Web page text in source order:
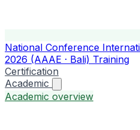
National Conference
2026 (AAAE · Bali) Training
Certification
Academic
Academic overview